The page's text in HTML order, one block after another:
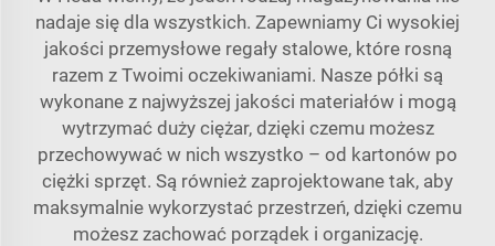
nadaje się dla wszystkich. Zapewniamy Ci wysokiej
jakości przemysłowe regały stalowe, które rosną
razem z Twoimi oczekiwaniami. Nasze półki są
wykonane z najwyższej jakości materiałów i mogą
wytrzymać duży ciężar, dzięki czemu możesz
przechowywać w nich wszystko – od kartonów po
ciężki sprzęt. Są również zaprojektowane tak, aby
maksymalnie wykorzystać przestrzeń, dzięki czemu
możesz zachować porządek i organizację.